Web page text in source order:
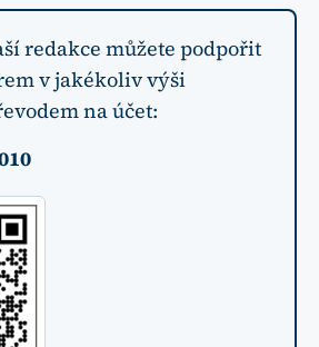
redakce můžete podpořit
v jakékoliv výši
na účet: